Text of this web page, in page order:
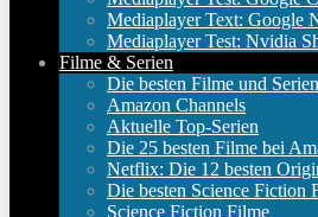
Mediaplayer Text: Google
Mediaplayer Test: Nvidia
Filme & Serien
Die besten Filme und
Amazon Channels
Aktuelle Top-Serien
Die 25 besten Filme bei
Netflix: Die 12 besten
Die besten Science Fiction
Science Fiction Filme